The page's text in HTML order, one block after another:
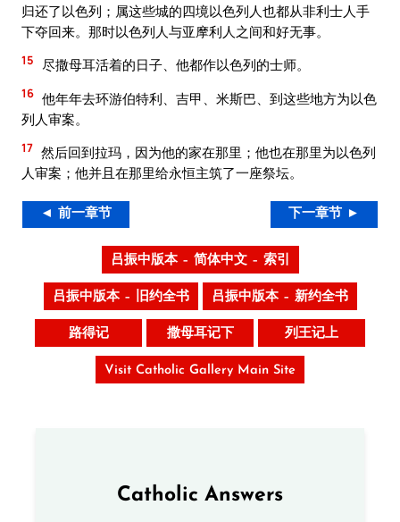
归还了以色列；属这些城的四境以色列人也都从非利士人手
下夺回来。那时以色列人与亚摩利人之间和好无事。
15 尽撒母耳活着的日子、他都作以色列的士师。
16 他年年去环游伯特利、吉甲、米斯巴、到这些地方为以色
列人审案。
17 然后回到拉玛，因为他的家在那里；他也在那里为以色列
人审案；他并且在那里给永恒主筑了一座祭坛。
◄ 前一章节 下一章节 ►
吕振中版本 – 简体中文 – 索引
吕振中版本 – 旧约全书 吕振中版本 – 新约全书
路得记 撒母耳记下 列王记上
Visit Catholic Gallery Main Site
Catholic Answers